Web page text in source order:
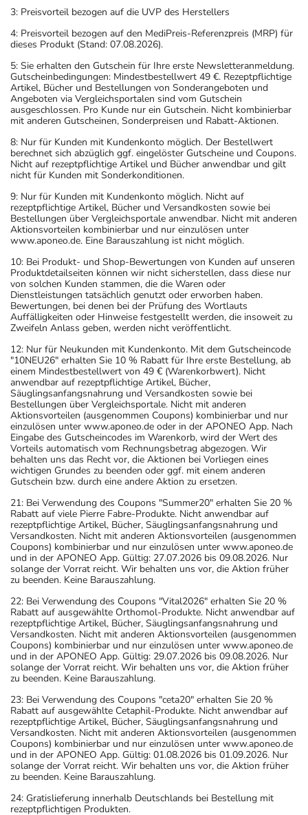
3: Preisvorteil bezogen auf die UVP des Herstellers
4: Preisvorteil bezogen auf den MediPreis-Referenzpreis (MRP) für
dieses Produkt (Stand: 07.08.2026).
5: Sie erhalten den Gutschein für Ihre erste Newsletteranmeldung.
Gutscheinbedingungen: Mindestbestellwert 49 €. Rezeptpflichtige
Artikel, Bücher und Bestellungen von Sonderangeboten und
Angeboten via Vergleichsportalen sind vom Gutschein
ausgeschlossen. Pro Kunde nur ein Gutschein. Nicht kombinierbar
mit anderen Gutscheinen, Sonderpreisen und Rabatt-Aktionen.
8: Nur für Kunden mit Kundenkonto möglich. Der Bestellwert
berechnet sich abzüglich ggf. eingelöster Gutscheine und Coupons.
Nicht auf rezeptpflichtige Artikel und Bücher anwendbar und gilt
nicht für Kunden mit Sonderkonditionen.
9: Nur für Kunden mit Kundenkonto möglich. Nicht auf
rezeptpflichtige Artikel, Bücher und Versandkosten sowie bei
Bestellungen über Vergleichsportale anwendbar. Nicht mit anderen
Aktionsvorteilen kombinierbar und nur einzulösen unter
www.aponeo.de. Eine Barauszahlung ist nicht möglich.
10: Bei Produkt- und Shop-Bewertungen von Kunden auf unseren
Produktdetailseiten können wir nicht sicherstellen, dass diese nur
von solchen Kunden stammen, die die Waren oder
Dienstleistungen tatsächlich genutzt oder erworben haben.
Bewertungen, bei denen bei der Prüfung des Wortlauts
Auffälligkeiten oder Hinweise festgestellt werden, die insoweit zu
Zweifeln Anlass geben, werden nicht veröffentlicht.
12: Nur für Neukunden mit Kundenkonto. Mit dem Gutscheincode
"10NEU26" erhalten Sie 10 % Rabatt für Ihre erste Bestellung, ab
einem Mindestbestellwert von 49 € (Warenkorbwert). Nicht
anwendbar auf rezeptpflichtige Artikel, Bücher,
Säuglingsanfangsnahrung und Versandkosten sowie bei
Bestellungen über Vergleichsportale. Nicht mit anderen
Aktionsvorteilen (ausgenommen Coupons) kombinierbar und nur
einzulösen unter www.aponeo.de oder in der APONEO App. Nach
Eingabe des Gutscheincodes im Warenkorb, wird der Wert des
Vorteils automatisch vom Rechnungsbetrag abgezogen. Wir
behalten uns das Recht vor, die Aktionen bei Vorliegen eines
wichtigen Grundes zu beenden oder ggf. mit einem anderen
Gutschein bzw. durch eine andere Aktion zu ersetzen.
21: Bei Verwendung des Coupons "Summer20" erhalten Sie 20 %
Rabatt auf viele Pierre Fabre-Produkte. Nicht anwendbar auf
rezeptpflichtige Artikel, Bücher, Säuglingsanfangsnahrung und
Versandkosten. Nicht mit anderen Aktionsvorteilen (ausgenommen
Coupons) kombinierbar und nur einzulösen unter www.aponeo.de
und in der APONEO App. Gültig: 27.07.2026 bis 09.08.2026. Nur
solange der Vorrat reicht. Wir behalten uns vor, die Aktion früher
zu beenden. Keine Barauszahlung.
22: Bei Verwendung des Coupons "Vital2026" erhalten Sie 20 %
Rabatt auf ausgewählte Orthomol-Produkte. Nicht anwendbar auf
rezeptpflichtige Artikel, Bücher, Säuglingsanfangsnahrung und
Versandkosten. Nicht mit anderen Aktionsvorteilen (ausgenommen
Coupons) kombinierbar und nur einzulösen unter www.aponeo.de
und in der APONEO App. Gültig: 29.07.2026 bis 09.08.2026. Nur
solange der Vorrat reicht. Wir behalten uns vor, die Aktion früher
zu beenden. Keine Barauszahlung.
23: Bei Verwendung des Coupons "ceta20" erhalten Sie 20 %
Rabatt auf ausgewählte Cetaphil-Produkte. Nicht anwendbar auf
rezeptpflichtige Artikel, Bücher, Säuglingsanfangsnahrung und
Versandkosten. Nicht mit anderen Aktionsvorteilen (ausgenommen
Coupons) kombinierbar und nur einzulösen unter www.aponeo.de
und in der APONEO App. Gültig: 01.08.2026 bis 01.09.2026. Nur
solange der Vorrat reicht. Wir behalten uns vor, die Aktion früher
zu beenden. Keine Barauszahlung.
24: Gratislieferung innerhalb Deutschlands bei Bestellung mit
rezeptpflichtigen Produkten.